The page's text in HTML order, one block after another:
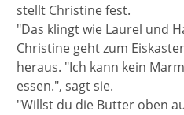
stellt Christine fest.
"Das klingt wie Laurel und
Christine geht zum
heraus. "Ich kann kein
essen.", sagt sie.
"Willst du die Butter oben